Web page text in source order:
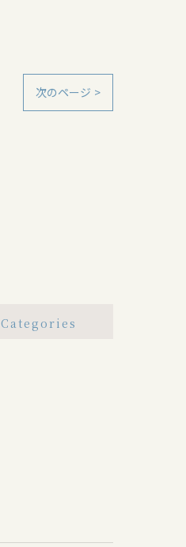
次のページ >
Categories